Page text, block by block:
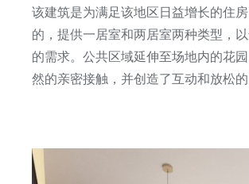
该建筑是为满足该地区日益增长的住
的，提供一居室和两居室两种类型，
的需求。公共区域延伸至场地内的花
然的亲密接触，并创造了互动和放松的